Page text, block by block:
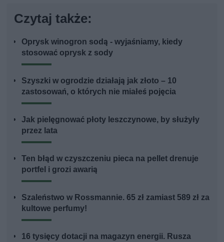
Czytaj także:
Oprysk winogron sodą - wyjaśniamy, kiedy
stosować oprysk z sody
Szyszki w ogrodzie działają jak złoto – 10
zastosowań, o których nie miałeś pojęcia
Jak pielęgnować płoty leszczynowe, by służyły
przez lata
Ten błąd w czyszczeniu pieca na pellet drenuje
portfel i grozi awarią
Szaleństwo w Rossmannie. 65 zł zamiast 589 zł za
kultowe perfumy!
16 tysięcy dotacji na magazyn energii. Rusza